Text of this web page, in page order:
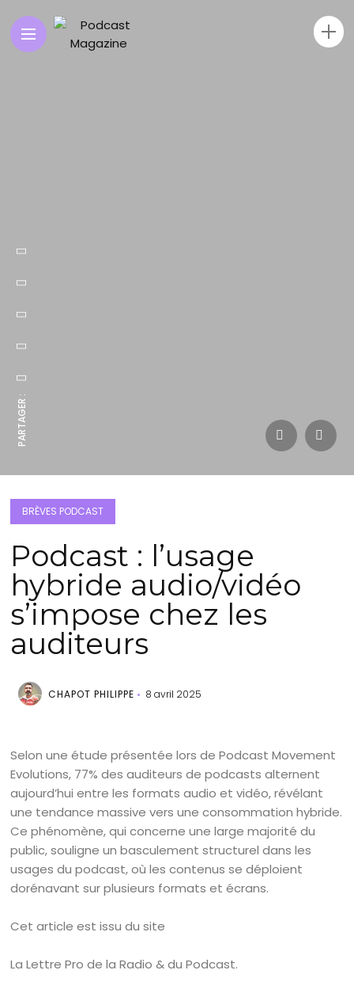
PARTAGER :
BRÈVES PODCAST
Podcast : l’usage
hybride audio/vidéo
s’impose chez les
auditeurs
CHAPOT PHILIPPE 8 avril 2025
Selon une étude présentée lors de Podcast Movement
Evolutions, 77% des auditeurs de podcasts alternent
aujourd’hui entre les formats audio et vidéo, révélant
une tendance massive vers une consommation hybride.
Ce phénomène, qui concerne une large majorité du
public, souligne un basculement structurel dans les
usages du podcast, où les contenus se déploient
dorénavant sur plusieurs formats et écrans.
Cet article est issu du site
La Lettre Pro de la Radio & du Podcast.